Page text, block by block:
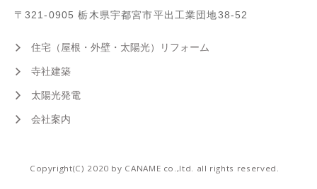
〒321-0905 栃木県宇都宮市平出工業団地38-52
住宅（屋根・外壁・太陽光）リフォーム
寺社建築
太陽光発電
会社案内
Copyright(C) 2020 by CANAME co.,ltd. all rights reserved.